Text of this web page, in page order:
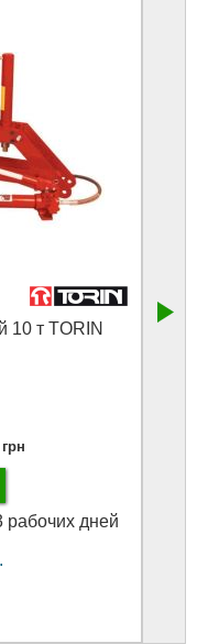
10 т TORIN
грн
рабочих дней